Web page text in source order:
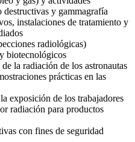
destructivas y gammagrafía
instalaciones de tratamiento y
radiológicas)
biotecnológicos
la radiación de los astronautas
prácticas en las
exposición de los trabajadores
radiación para productos
con fines de seguridad